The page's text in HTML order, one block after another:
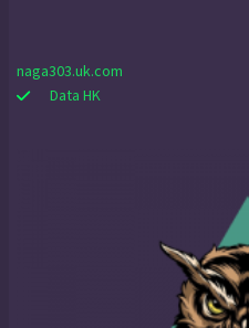
naga303.uk.com
Data HK